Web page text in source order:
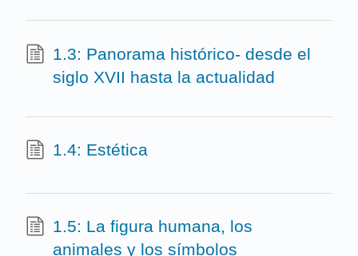
1.3: Panorama histórico- desde el
siglo XVII hasta la actualidad
1.4: Estética
1.5: La figura humana, los
animales y los símbolos